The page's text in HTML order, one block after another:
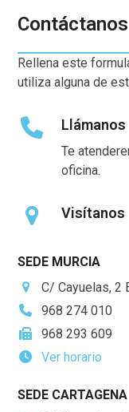
Contáctanos
Rellena este
utiliza alguna de
Llámanos
Te
oficina.
Visítanos
SEDE MURCIA
C/ Cayuelas, 2
968 274 010
968 293 609
Ver horario
SEDE CARTAGENA